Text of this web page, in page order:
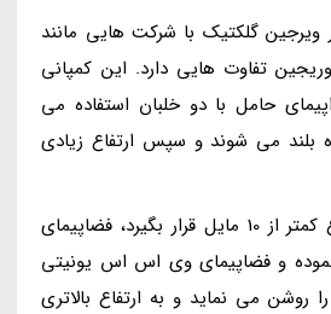
ویرجین گلکتیک با شرکت هایی مانند
تفاوت هایی دارد. این کمپانی
حامل با دو خلبان استفاده می
بلند می شوند و سپس ارتفاع زیادی
وقتی هواپیما در ارتفاع کمتر از 10 مایل قرار بگیرد، فضاپیمای
و فضاپیمای وی اس اس یونیتی
روشن می نماید و به ارتفاع بالاتری